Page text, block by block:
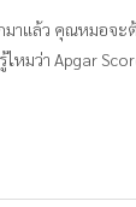
าแล้ว คุณหมอจะ
หมว่า Apgar